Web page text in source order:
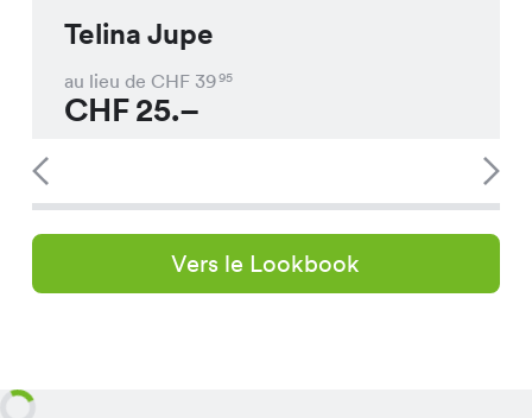
Telina Jupe
au lieu de CHF 3995
CHF25.–
Vers le Lookbook